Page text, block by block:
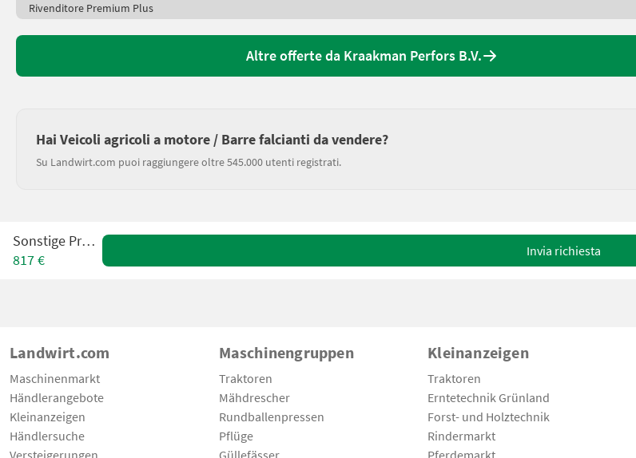
Rivenditore Premium Plus
Altre offerte da Kraakman Perfors B.V.
Hai Veicoli agricoli a motore / Barre falcianti da vendere?
Su Landwirt.com puoi raggiungere oltre 545.000 utenti registrati.
Sonstige Proclip
817 €
Invia richiesta
Landwirt.com
Maschinenmarkt
Händlerangebote
Kleinanzeigen
Händlersuche
Versteigerungen
Maschinengruppen
Traktoren
Mähdrescher
Rundballenpressen
Pflüge
Güllefässer
Kleinanzeigen
Traktoren
Erntetechnik Grünland
Forst- und Holztechnik
Rindermarkt
Pferdemarkt